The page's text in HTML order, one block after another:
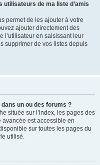
utilisateurs de ma liste d’amis
permet de les ajouter à votre
ajouter directement des
l’utilisateur en saisissant leur
supprimer de vos listes depuis
un ou des forums ?
située sur l’index, les pages des
est accessible en
sur toutes les pages du
utilisé.